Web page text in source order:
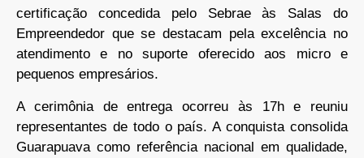
certificação concedida pelo Sebrae às Salas do
Empreendedor que se destacam pela excelência no
atendimento e no suporte oferecido aos micro e
pequenos empresários.
A cerimônia de entrega ocorreu às 17h e reuniu
representantes de todo o país. A conquista consolida
Guarapuava como referência nacional em qualidade,